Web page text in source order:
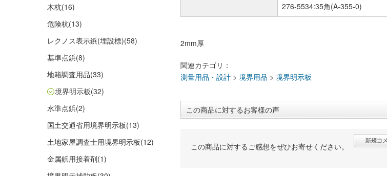
木杭(16)
危険杭(13)
レクノス表示鋲(埋設標)(58)
基準点鋲(8)
地籍調査用品(33)
境界明示板(32)
水準点鋲(2)
国土交通省用境界明示板(13)
土地家屋調査士用境界明示板(12)
金属鋲用接着剤(1)
276-5534:35角(A-355-0)
2mm厚
関連カテゴリ：
測量用品・設計 > 境界用品 > 境界明示板
この商品に対するお客様の声
この商品に対するご感想をぜひお寄せください。